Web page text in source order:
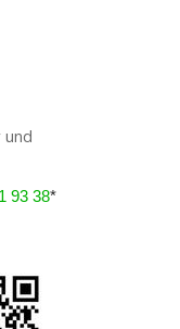
und
93 38*